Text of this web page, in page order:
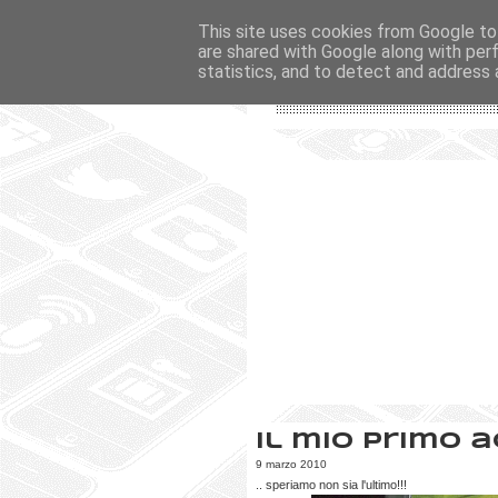
Il mio primo
9 marzo 2010
.. speriamo non sia l'ultimo!!!
This site uses cookies from Google
are shared with Google along with
statistics, and to detect and address